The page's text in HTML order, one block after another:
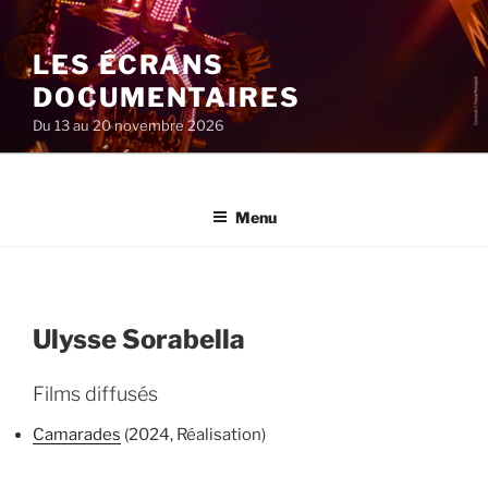
au
contenu
principal
LES ÉCRANS
DOCUMENTAIRES
Du 13 au 20 novembre 2026
Menu
Ulysse Sorabella
Films diffusés
Camarades (2024, Réalisation)